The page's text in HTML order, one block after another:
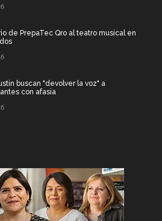
de PrepaTec Qro al teatro musical en
buscan "devolver la voz" a
con afasia